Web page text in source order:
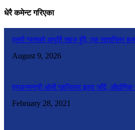
धेरै कमेन्ट गरिएका
एलपी ग्यासको आपूर्ति सहज हुँदै, एक साताभित्र
August 9, 2026
प्रधानमन्त्री ओली गृहजिल्ला झापा जाँदै, औद्योगिक
February 28, 2021